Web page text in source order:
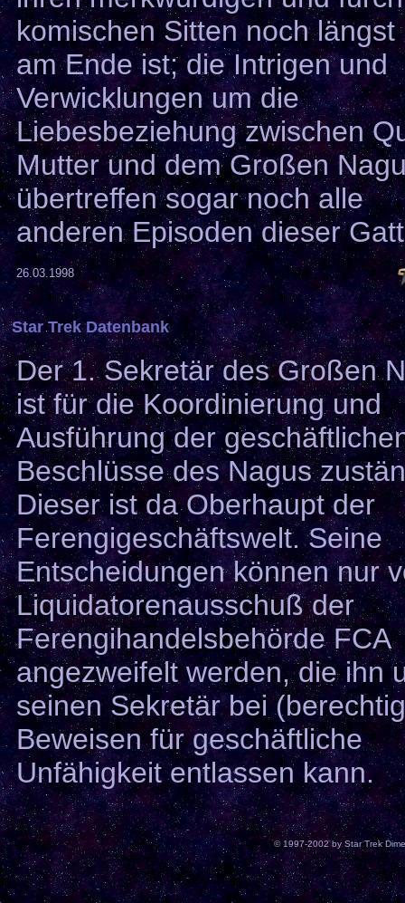
komischen Sitten noch längst
am Ende ist; die Intrigen und
Verwicklungen um die
Liebesbeziehung zwischen
Mutter und dem Großen
übertreffen sogar noch alle
anderen Episoden dieser
26.03.1998
Star Trek Datenbank
Der 1. Sekretär des Großen
ist für die Koordinierung und
Ausführung der
Beschlüsse des Nagus
Dieser ist da Oberhaupt der
Ferengigeschäftswelt. Seine
Entscheidungen können nur
Liquidatorenausschuß der
Ferengihandelsbehörde FCA
angezweifelt werden, die ihn
seinen Sekretär bei
Beweisen für geschäftliche
Unfähigkeit entlassen kann.
© 1997-2002 by Star Trek